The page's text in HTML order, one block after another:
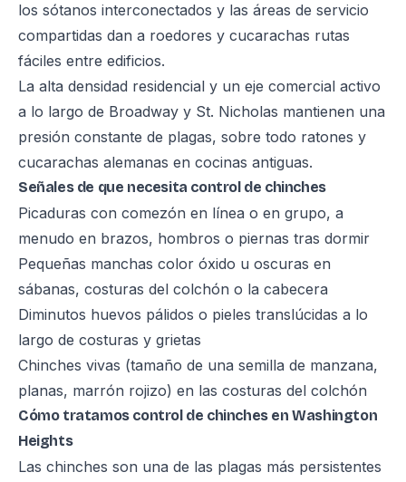
los sótanos interconectados y las áreas de servicio
compartidas dan a roedores y cucarachas rutas
fáciles entre edificios.
La alta densidad residencial y un eje comercial activo
a lo largo de Broadway y St. Nicholas mantienen una
presión constante de plagas, sobre todo ratones y
cucarachas alemanas en cocinas antiguas.
Señales de que necesita control de chinches
Picaduras con comezón en línea o en grupo, a
menudo en brazos, hombros o piernas tras dormir
Pequeñas manchas color óxido u oscuras en
sábanas, costuras del colchón o la cabecera
Diminutos huevos pálidos o pieles translúcidas a lo
largo de costuras y grietas
Chinches vivas (tamaño de una semilla de manzana,
planas, marrón rojizo) en las costuras del colchón
Cómo tratamos control de chinches en Washington
Heights
Las chinches son una de las plagas más persistentes